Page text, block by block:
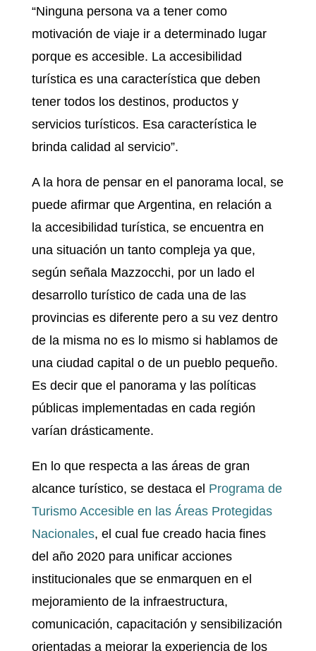
“Ninguna persona va a tener como
motivación de viaje ir a determinado lugar
porque es accesible. La accesibilidad
turística es una característica que deben
tener todos los destinos, productos y
servicios turísticos. Esa característica le
brinda calidad al servicio”.
A la hora de pensar en el panorama local, se
puede afirmar que Argentina, en relación a
la accesibilidad turística, se encuentra en
una situación un tanto compleja ya que,
según señala Mazzocchi, por un lado el
desarrollo turístico de cada una de las
provincias es diferente pero a su vez dentro
de la misma no es lo mismo si hablamos de
una ciudad capital o de un pueblo pequeño.
Es decir que el panorama y las políticas
públicas implementadas en cada región
varían drásticamente.
En lo que respecta a las áreas de gran
alcance turístico, se destaca el Programa de
Turismo Accesible en las Áreas Protegidas
Nacionales, el cual fue creado hacia fines
del año 2020 para unificar acciones
institucionales que se enmarquen en el
mejoramiento de la infraestructura,
comunicación, capacitación y sensibilización
orientadas a mejorar la experiencia de los